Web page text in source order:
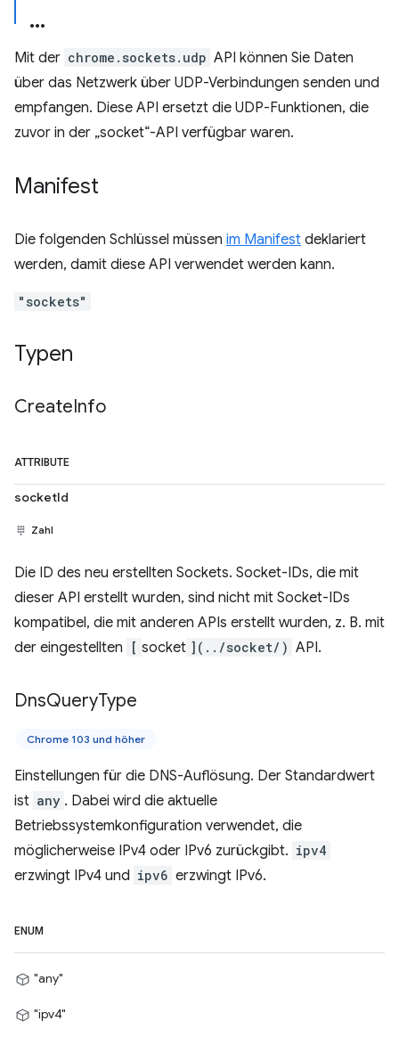
Mit der chrome.sockets.udp API können Sie Daten
über das Netzwerk über UDP-Verbindungen senden und
empfangen. Diese API ersetzt die UDP-Funktionen, die
zuvor in der „socket“-API verfügbar waren.
Manifest
Die folgenden Schlüssel müssen im Manifest deklariert
werden, damit diese API verwendet werden kann.
"sockets"
Typen
CreateInfo
ATTRIBUTE
socketId
Zahl
Die ID des neu erstellten Sockets. Socket-IDs, die mit
dieser API erstellt wurden, sind nicht mit Socket-IDs
kompatibel, die mit anderen APIs erstellt wurden, z. B. mit
der eingestellten
[ socket ](../socket/) API.
DnsQueryType
Chrome 103 und höher
Einstellungen für die DNS-Auflösung. Der Standardwert
ist any . Dabei wird die aktuelle
Betriebssystemkonfiguration verwendet, die
möglicherweise IPv4 oder IPv6 zurückgibt. ipv4
erzwingt IPv4 und ipv6 erzwingt IPv6.
ENUM
"any"
"ipv4"